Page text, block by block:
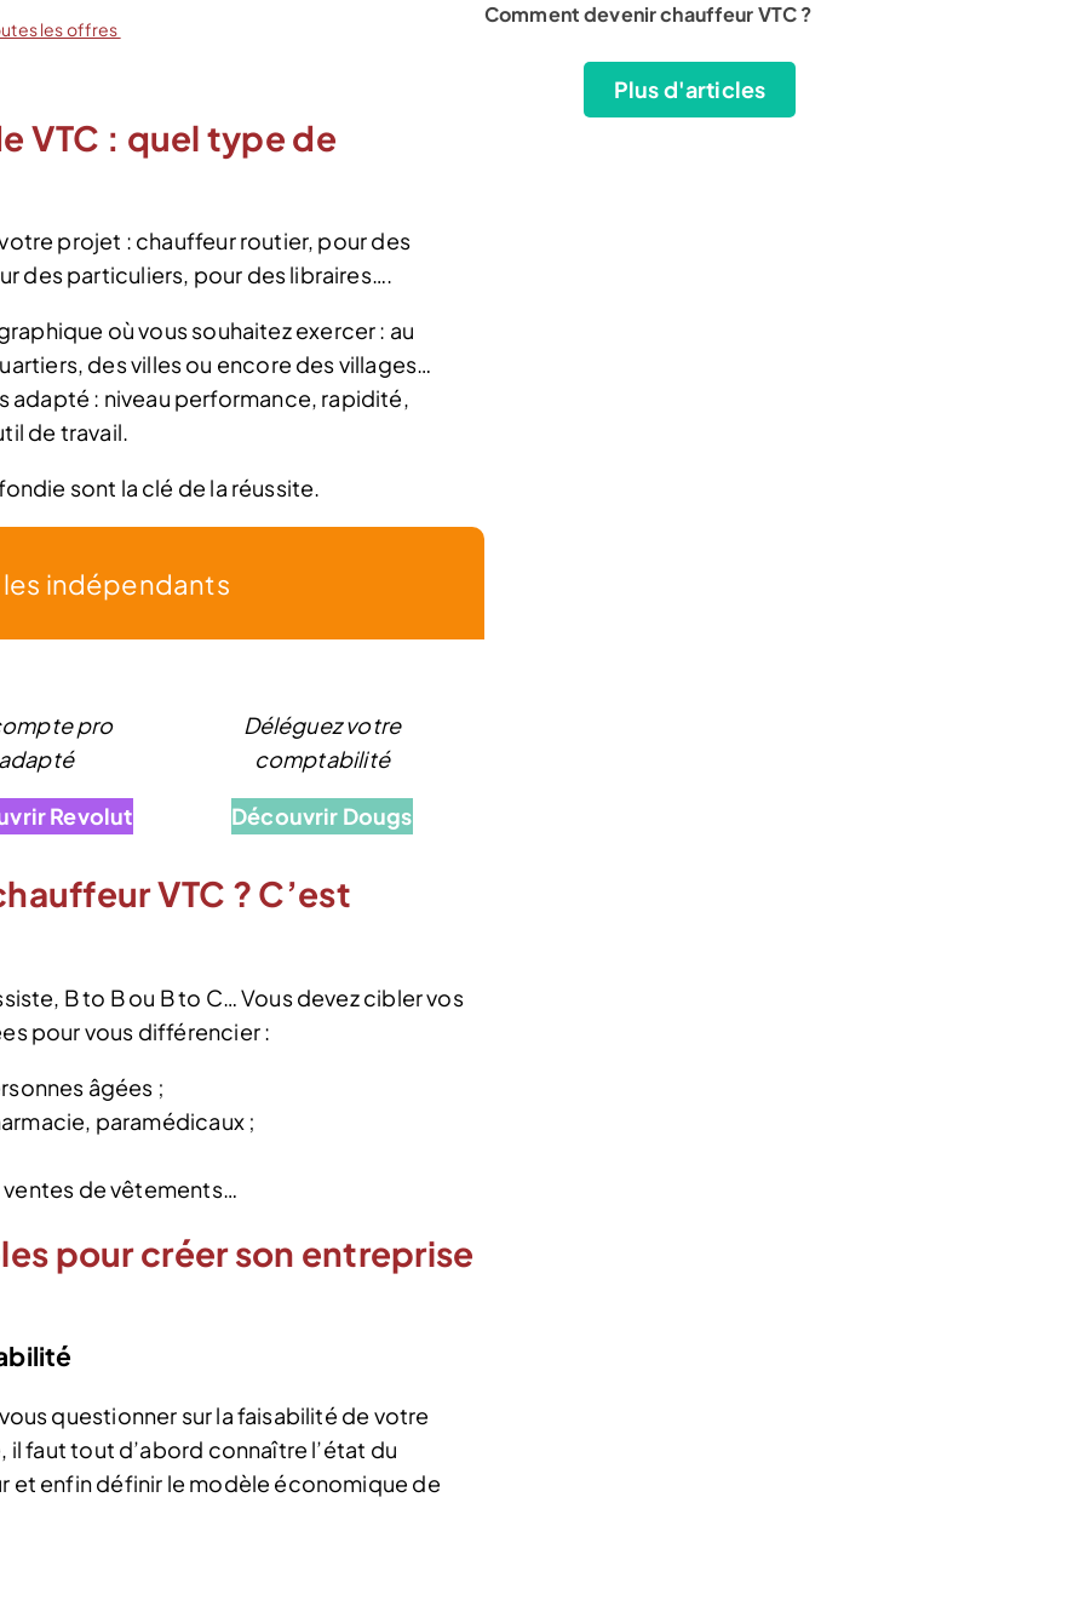
les offres
VTC : quel type de
projet : chauffeur routier, pour des
des particuliers, pour des libraires….
où vous souhaitez exercer : au
des villes ou encore des villages…
adapté : niveau performance, rapidité,
de travail.
sont la clé de la réussite.
indépendants
pro
adapté
Revolut
Déléguez votre
comptabilité
Découvrir Dougs
VTC ? C’est
B to B ou B to C… Vous devez cibler vos
pour vous différencier :
âgées ;
paramédicaux ;
de vêtements…
pour créer son entreprise
questionner sur la faisabilité de votre
il faut tout d’abord connaître l’état du
et enfin définir le modèle économique de
Comment devenir chauffeur VTC ?
Plus d'articles